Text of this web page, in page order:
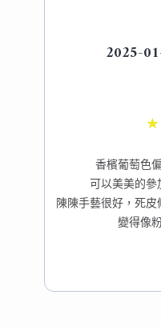
2025-
★
香檳葡萄色
可以美美的參
陳陳手藝很好，死
變得像